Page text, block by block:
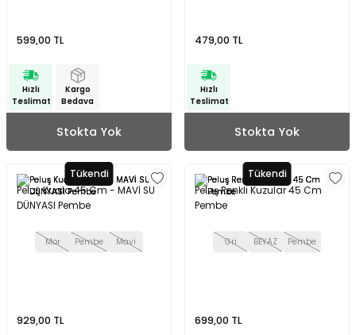
599,00 TL
Hızlı
Teslimat
Kargo
Bedava
Stokta Yok
479,00 TL
Hızlı
Teslimat
Stokta Yok
Tükendi
Peluş Kuala 45 Cm - MAVİ SU
DÜNYASI Pembe
Mor Pembe Mavi
929,00 TL
Tükendi
Peluş Renkli Kuzular 45 Cm
Pembe
Gri BEYAZ Pembe
699,00 TL